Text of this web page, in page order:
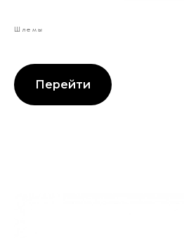
Шлемы
Перейти